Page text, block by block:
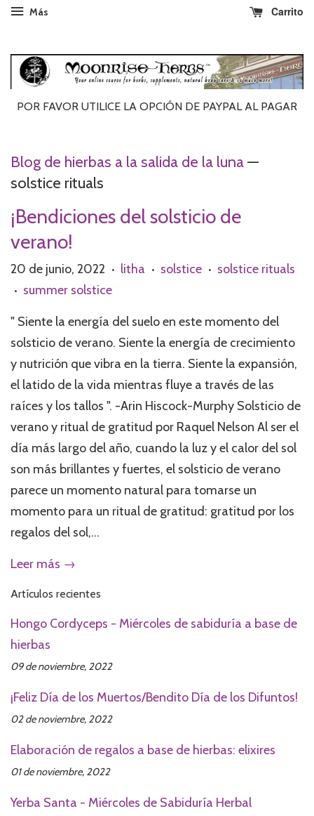
Más Carrito
POR FAVOR UTILICE LA OPCIÓN DE PAYPAL AL ​​PAGAR
Blog de hierbas a la salida de la luna—
solstice rituals
¡Bendiciones del solsticio de
verano!
20 de junio, 2022 • litha • solstice • solstice rituals
• summer solstice
" Siente la energía del suelo en este momento del
solsticio de verano. Siente la energía de crecimiento
y nutrición que vibra en la tierra. Siente la expansión,
el latido de la vida mientras fluye a través de las
raíces y los tallos ". -Arin Hiscock-Murphy Solsticio de
verano y ritual de gratitud por Raquel Nelson Al ser el
día más largo del año, cuando la luz y el calor del sol
son más brillantes y fuertes, el solsticio de verano
parece un momento natural para tomarse un
momento para un ritual de gratitud: gratitud por los
regalos del sol,...
Leer más →
Artículos recientes
Hongo Cordyceps - Miércoles de sabiduría a base de
hierbas
09 de noviembre, 2022
¡Feliz Día de los Muertos/Bendito Día de los Difuntos!
02 de noviembre, 2022
Elaboración de regalos a base de hierbas: elixires
01 de noviembre, 2022
Yerba Santa - Miércoles de Sabiduría Herbal